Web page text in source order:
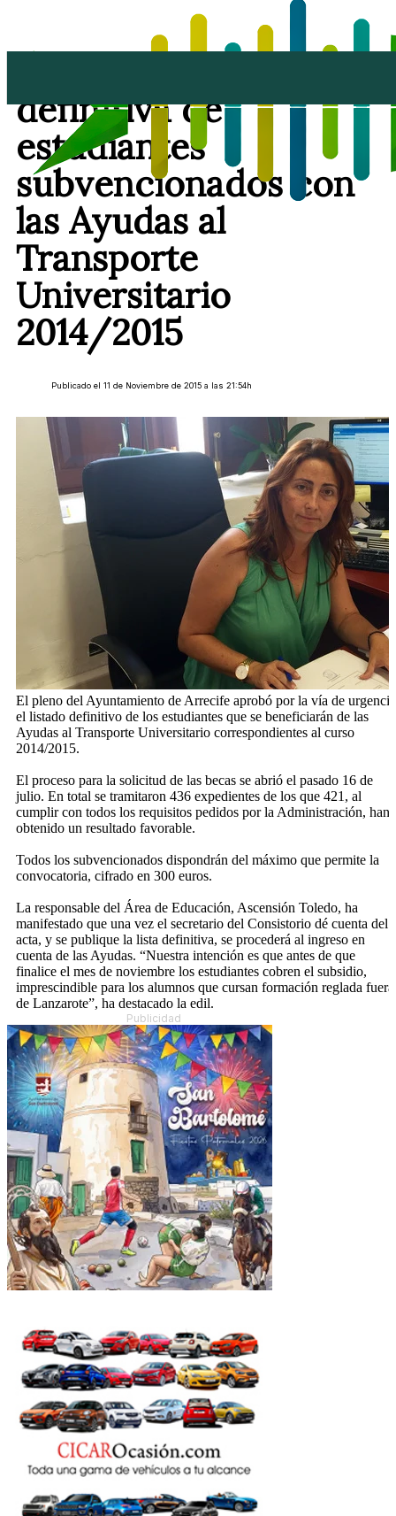
definitiva de
estudiantes
subvencionados con
las Ayudas al
Transporte
Universitario
2014/2015
Publicado el 11 de Noviembre de 2015 a las 21:54h
El pleno del Ayuntamiento de Arrecife aprobó por la vía de urgencia
el listado definitivo de los estudiantes que se beneficiarán de las
Ayudas al Transporte Universitario correspondientes al curso
2014/2015.
El proceso para la solicitud de las becas se abrió el pasado 16 de
julio. En total se tramitaron 436 expedientes de los que 421, al
cumplir con todos los requisitos pedidos por la Administración, han
obtenido un resultado favorable.
Todos los subvencionados dispondrán del máximo que permite la
convocatoria, cifrado en 300 euros.
La responsable del Área de Educación, Ascensión Toledo, ha
manifestado que una vez el secretario del Consistorio dé cuenta del
acta, y se publique la lista definitiva, se procederá al ingreso en
cuenta de las Ayudas. “Nuestra intención es que antes de que
finalice el mes de noviembre los estudiantes cobren el subsidio,
imprescindible para los alumnos que cursan formación reglada fuera
de Lanzarote”, ha destacado la edil.
Publicidad